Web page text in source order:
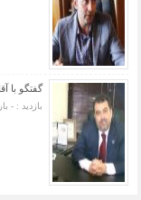
گفتگو با
بازدید : - بار ، 8